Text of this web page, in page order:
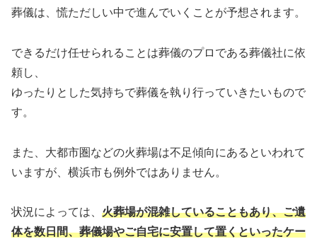
葬儀は、慌ただしい中で進んでいくことが予想されます。
できるだけ任せられることは葬儀のプロである葬儀社に依
頼し、
ゆったりとした気持ちで葬儀を執り行っていきたいもので
す。
また、大都市圏などの火葬場は不足傾向にあるといわれて
いますが、横浜市も例外ではありません。
状況によっては、 火葬場が混雑していることもあり、ご遺
体を数日間、葬儀場やご自宅に安置して置くといったケー